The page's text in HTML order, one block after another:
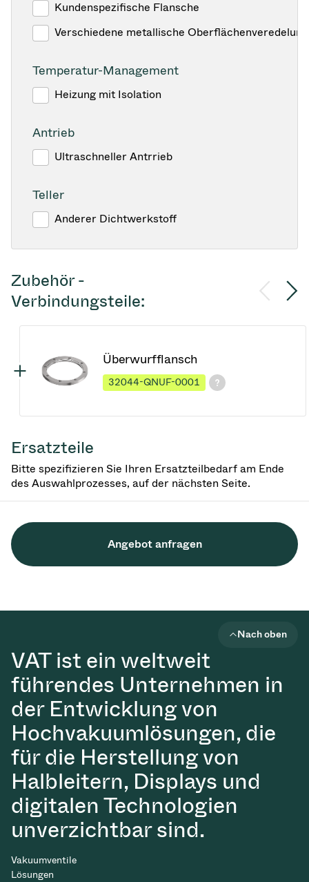
Kundenspezifische Flansche
Verschiedene metallische
Temperatur-Management
Heizung mit Isolation
Antrieb
Ultraschneller Antrrieb
Teller
Anderer Dichtwerkstoff
Zubehör -
Verbindungsteile:
Überwurfflansch
32044-QNUF-0001
Ersatzteile
Bitte spezifizieren Sie Ihren Ersatzteilbedarf am Ende
des Auswahlprozesses, auf der nächsten Seite.
Angebot anfragen
VAT ist ein weltweit
führendes Unternehmen in
der Entwicklung von
Hochvakuumlösungen, die
für die Herstellung von
Halbleitern, Displays und
digitalen Technologien
unverzichtbar sind.
Nach oben
Vakuumventile
Lösungen